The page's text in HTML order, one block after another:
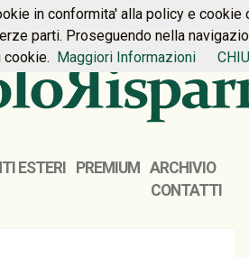
CONTATTI
ESTERI PREMIUM
ARCHIVIO
CONTATTI
in conformita' alla policy e cookie
parti. Proseguendo nella
Maggiori Informazioni